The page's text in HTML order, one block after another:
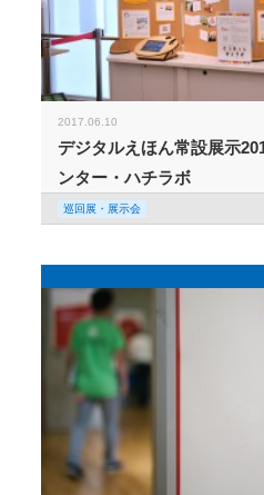
2017.06.10
デジタルえほん常設展示
ンター・ハチラボ
巡回展・展示会